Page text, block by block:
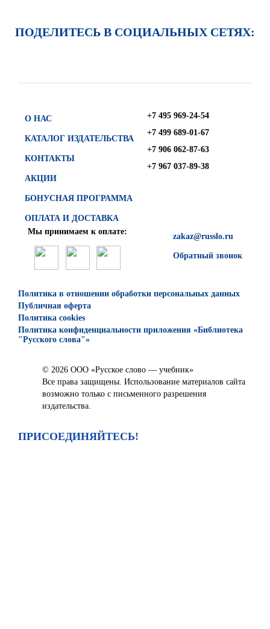
ПОДЕЛИТЕСЬ В СОЦИАЛЬНЫХ СЕТЯХ:
О НАС
КАТАЛОГ ИЗДАТЕЛЬСТВА
КОНТАКТЫ
АКЦИИ
БОНУСНАЯ ПРОГРАММА
ОПЛАТА И ДОСТАВКА
+7 495 969-24-54
+7 499 689-01-67
+7 906 062-87-63
+7 967 037-89-38
zakaz@russlo.ru
Обратный звонок
Мы принимаем к оплате:
Политика в отношении обработки персональных данных
Публичная оферта
Политика cookies
Политика конфиденциальности приложения «Библиотека
"Русского слова"»
© 2026 ООО «Русское слово — учебник»
Все права защищены. Использование материалов сайта
возможно только с письменного разрешения
издательства.
ПРИСОЕДИНЯЙТЕСЬ!